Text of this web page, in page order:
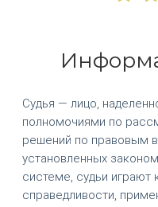
Судья — лицо,
полномочиями по
решений по правовым
установленных
системе, судьи
справедливости,